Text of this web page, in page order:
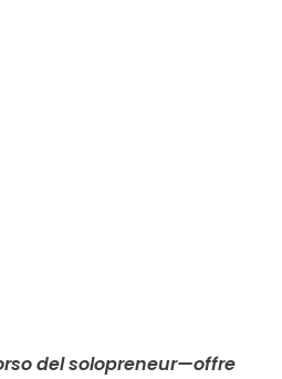
del solopreneur—offre